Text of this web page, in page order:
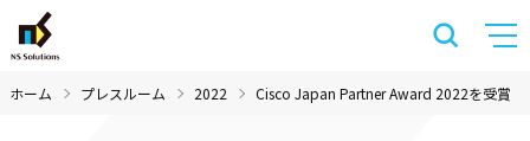
ホーム プレスルーム 2022 Cisco Japan Partner Award 2022を受賞